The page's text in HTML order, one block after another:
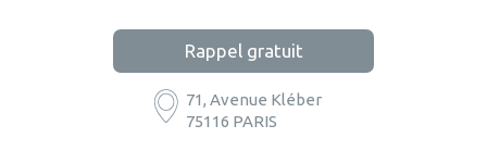
Rappel gratuit
71, Avenue Kléber
75116 PARIS